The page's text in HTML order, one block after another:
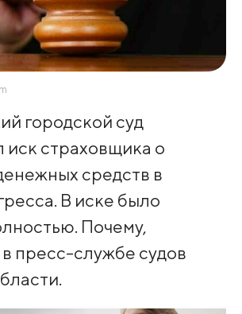
городской суд
иск страховщика о
средств в
В иске было
Почему,
пресс-службе судов